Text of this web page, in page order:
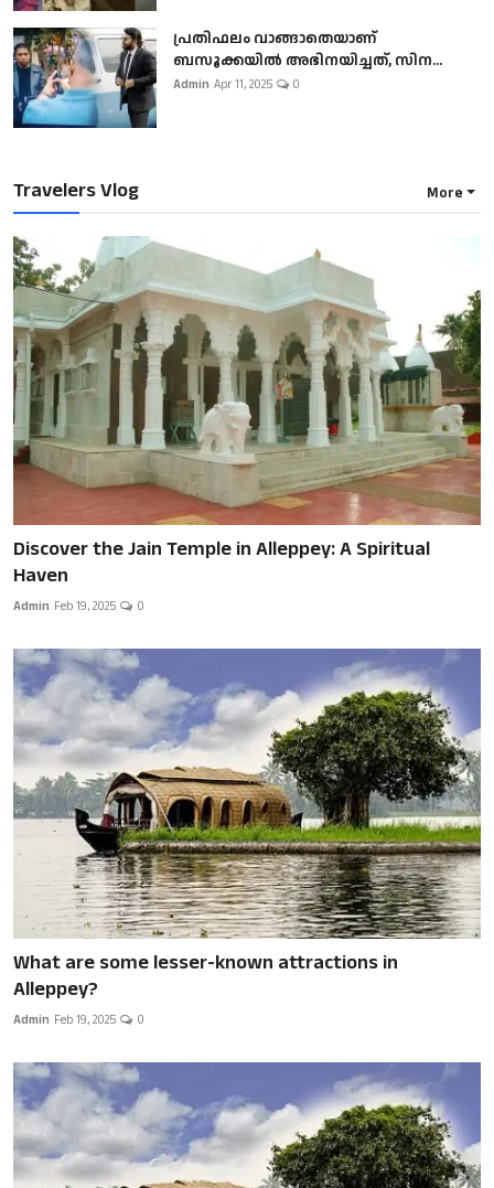
പ്രതിഫലം വാങ്ങാതെയാണ്
ബസൂക്കയില്‍ അഭിനയിച്ചത്, സിന...
Admin Apr 11, 2025 0
Travelers Vlog More
Discover the Jain Temple in Alleppey: A Spiritual
Haven
Admin Feb 19, 2025 0
What are some lesser-known attractions in
Alleppey?
Admin Feb 19, 2025 0